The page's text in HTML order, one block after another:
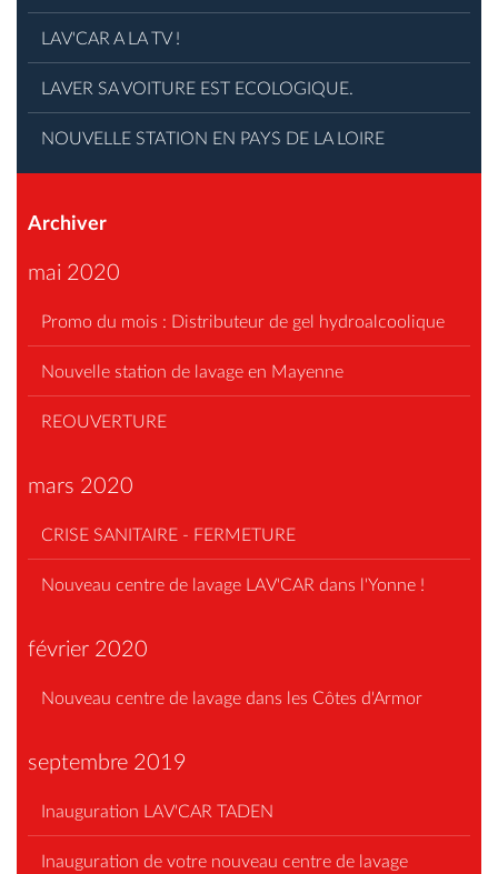
LAV'CAR A LA TV !
LAVER SA VOITURE EST ECOLOGIQUE.
NOUVELLE STATION EN PAYS DE LA LOIRE
Archiver
mai 2020
Promo du mois : Distributeur de gel hydroalcoolique
Nouvelle station de lavage en Mayenne
REOUVERTURE
mars 2020
CRISE SANITAIRE - FERMETURE
Nouveau centre de lavage LAV'CAR dans l'Yonne !
février 2020
Nouveau centre de lavage dans les Côtes d'Armor
septembre 2019
Inauguration LAV'CAR TADEN
Inauguration de votre nouveau centre de lavage